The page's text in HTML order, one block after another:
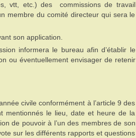
vtt, etc.) des commissions de travail
membre du comité directeur qui sera le
son application.
informera le bureau afin d’établir le
ou éventuellement envisager de retenir
civile conformément à l’article 9 des
mentionnés le lieu, date et heure de la
de pouvoir à l’un des membres de son
sur les différents rapports et questions